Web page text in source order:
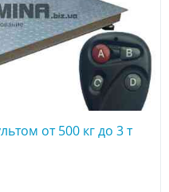
от 500 кг до 3 т